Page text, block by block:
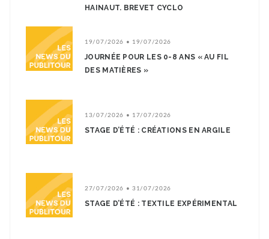
HAINAUT. BREVET CYCLO
19/07/2026 • 19/07/2026
JOURNÉE POUR LES 0-8 ANS « AU FIL
DES MATIÈRES »
13/07/2026 • 17/07/2026
STAGE D’ÉTÉ : CRÉATIONS EN ARGILE
27/07/2026 • 31/07/2026
STAGE D’ÉTÉ : TEXTILE EXPÉRIMENTAL